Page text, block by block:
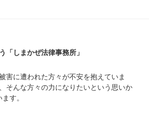
「しまかぜ法律事務所」
害に遭われた方々が不安を抱えていま
そんな方々の力になりたいという思いか
す。